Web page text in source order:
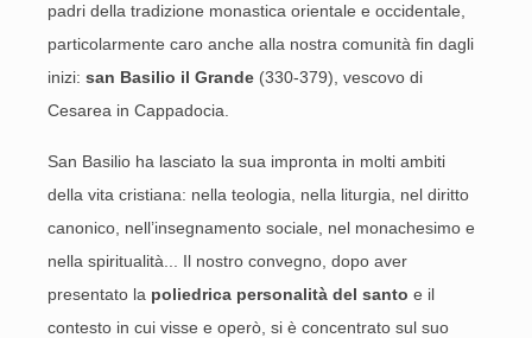
padri della tradizione monastica orientale e occidentale,
particolarmente caro anche alla nostra comunità fin dagli
inizi: san Basilio il Grande (330-379), vescovo di
Cesarea in Cappadocia.
San Basilio ha lasciato la sua impronta in molti ambiti
della vita cristiana: nella teologia, nella liturgia, nel diritto
canonico, nell’insegnamento sociale, nel monachesimo e
nella spiritualità... Il nostro convegno, dopo aver
presentato la poliedrica personalità del santo e il
contesto in cui visse e operò, si è concentrato sul suo